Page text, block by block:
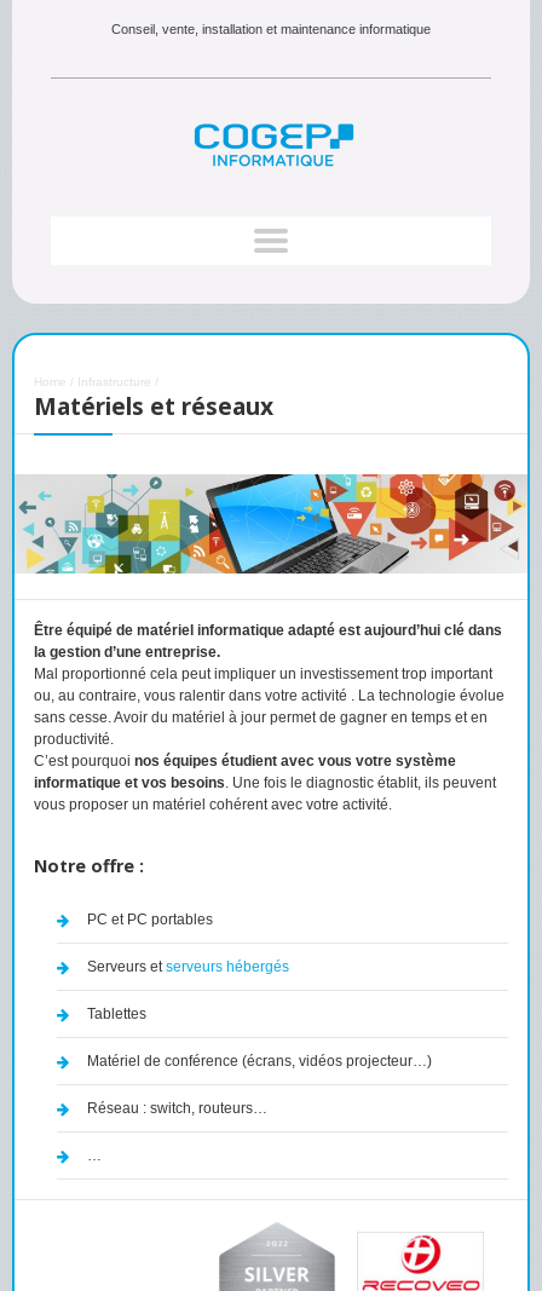
Conseil, vente, installation et maintenance informatique
Home / Infrastructure /
Matériels et réseaux
Être équipé de matériel informatique adapté est aujourd’hui clé dans
la gestion d’une entreprise.
Mal proportionné cela peut impliquer un investissement trop important
ou, au contraire, vous ralentir dans votre activité . La technologie évolue
sans cesse. Avoir du matériel à jour permet de gagner en temps et en
productivité.
C’est pourquoi nos équipes étudient avec vous votre système
informatique et vos besoins. Une fois le diagnostic établit, ils peuvent
vous proposer un matériel cohérent avec votre activité.
Notre offre :
PC et PC portables
Serveurs etserveurs hébergés
Tablettes
Matériel de conférence (écrans, vidéos projecteur…)
Réseau : switch, routeurs…
…